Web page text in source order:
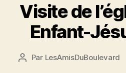
Visite de
Enfant-
Auteur
Par LesAmisDuBoulevard